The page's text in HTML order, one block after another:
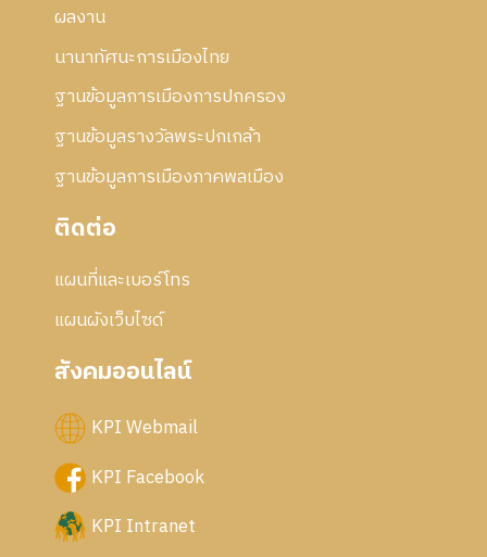
ผลงาน
นานาทัศนะการเมืองไทย
ฐานข้อมูลการเมืองการปกครอง
ฐานข้อมูลรางวัลพระปกเกล้า
ฐานข้อมูลการเมืองภาคพลเมือง
ติดต่อ
แผนที่และเบอร์โทร
แผนผังเว็บไซด์
สังคมออนไลน์
KPI Webmail
KPI Facebook
KPI Intranet